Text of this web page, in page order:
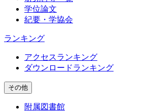
学位論文
紀要・学協会
ランキング
アクセスランキング
ダウンロードランキング
その他
附属図書館